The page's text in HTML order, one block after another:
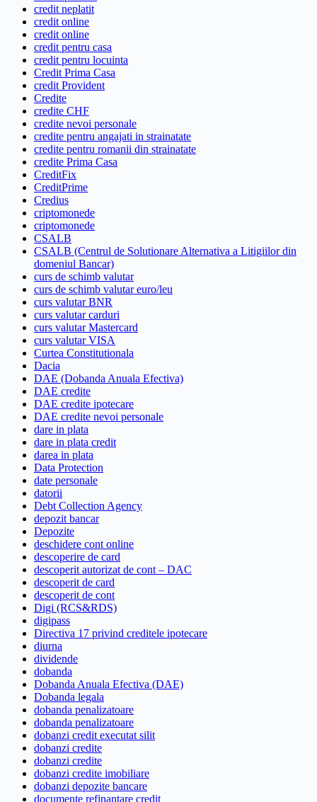
credit neplatit
credit online
credit online
credit pentru casa
credit pentru locuinta
Credit Prima Casa
credit Provident
Credite
credite CHF
credite nevoi personale
credite pentru angajati in strainatate
credite pentru romanii din strainatate
credite Prima Casa
CreditFix
CreditPrime
Credius
criptomonede
criptomonede
CSALB
CSALB (Centrul de Solutionare Alternativa a Litigiilor din
domeniul Bancar)
curs de schimb valutar
curs de schimb valutar euro/leu
curs valutar BNR
curs valutar carduri
curs valutar Mastercard
curs valutar VISA
Curtea Constitutionala
Dacia
DAE (Dobanda Anuala Efectiva)
DAE credite
DAE credite ipotecare
DAE credite nevoi personale
dare in plata
dare in plata credit
darea in plata
Data Protection
date personale
datorii
Debt Collection Agency
depozit bancar
Depozite
deschidere cont online
descoperire de card
descoperit autorizat de cont – DAC
descoperit de card
descoperit de cont
Digi (RCS&RDS)
digipass
Directiva 17 privind creditele ipotecare
diurna
dividende
dobanda
Dobanda Anuala Efectiva (DAE)
Dobanda legala
dobanda penalizatoare
dobanda penalizatoare
dobanzi credit executat silit
dobanzi credite
dobanzi credite
dobanzi credite imobiliare
dobanzi depozite bancare
documente refinantare credit